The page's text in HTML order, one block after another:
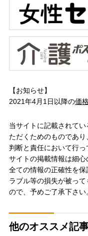
【お知らせ】
2021年4月1日以降の価
当サイトに記載されて
ただくためのものであ
判断と責任において行
サイトの掲載情報は細
全ての情報の正確性を
ラブル等の損失が被っ
ので、予めご了承下さい
他のオススメ記